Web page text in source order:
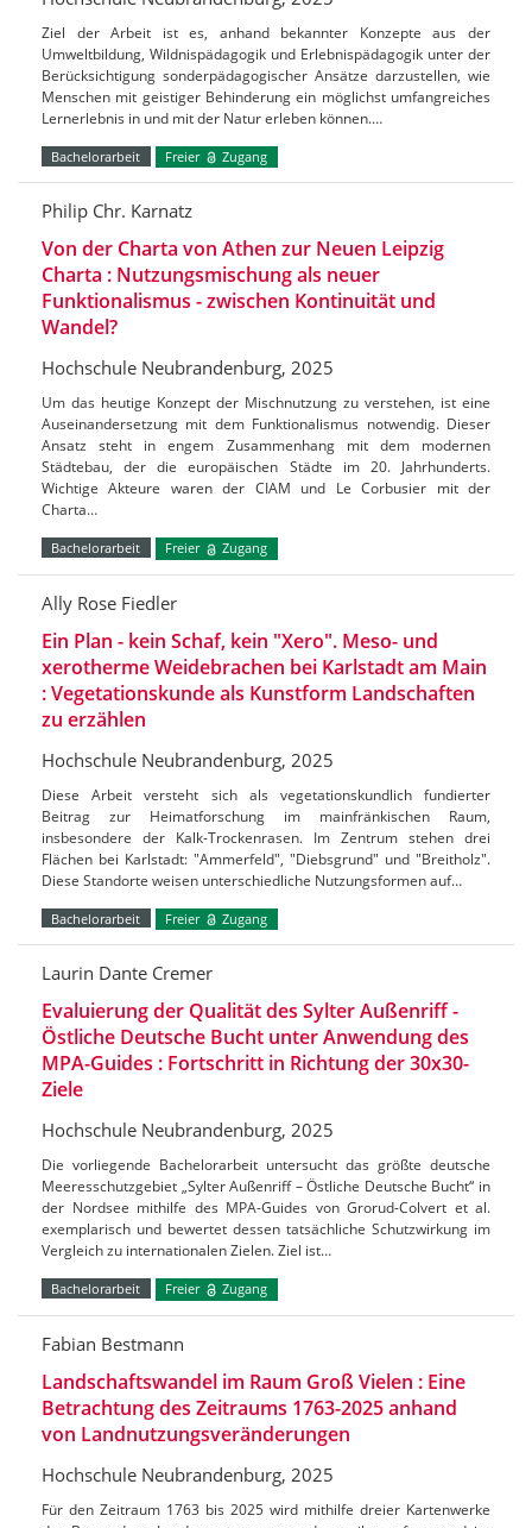
Ziel der Arbeit ist es, anhand bekannter Konzepte aus der
Umweltbildung, Wildnispädagogik und Erlebnispädagogik unter der
Berücksichtigung sonderpädagogischer Ansätze darzustellen, wie
Menschen mit geistiger Behinderung ein möglichst umfangreiches
Lernerlebnis in und mit der Natur erleben können.…
Bachelorarbeit Freier Zugang
Philip Chr. Karnatz
Von der Charta von Athen zur Neuen Leipzig
Charta : Nutzungsmischung als neuer
Funktionalismus - zwischen Kontinuität und
Wandel?
Hochschule Neubrandenburg, 2025
Um das heutige Konzept der Mischnutzung zu verstehen, ist eine
Auseinandersetzung mit dem Funktionalismus notwendig. Dieser
Ansatz steht in engem Zusammenhang mit dem modernen
Städtebau, der die europäischen Städte im 20. Jahrhunderts.
Wichtige Akteure waren der CIAM und Le Corbusier mit der
Charta…
Bachelorarbeit Freier Zugang
Ally Rose Fiedler
Ein Plan - kein Schaf, kein "Xero". Meso- und
xerotherme Weidebrachen bei Karlstadt am Main
: Vegetationskunde als Kunstform Landschaften
zu erzählen
Hochschule Neubrandenburg, 2025
Diese Arbeit versteht sich als vegetationskundlich fundierter
Beitrag zur Heimatforschung im mainfränkischen Raum,
insbesondere der Kalk-Trockenrasen. Im Zentrum stehen drei
Flächen bei Karlstadt: "Ammerfeld", "Diebsgrund" und "Breitholz".
Diese Standorte weisen unterschiedliche Nutzungsformen auf…
Bachelorarbeit Freier Zugang
Laurin Dante Cremer
Evaluierung der Qualität des Sylter Außenriff -
Östliche Deutsche Bucht unter Anwendung des
MPA-Guides : Fortschritt in Richtung der 30x30-
Ziele
Hochschule Neubrandenburg, 2025
Die vorliegende Bachelorarbeit untersucht das größte deutsche
Meeresschutzgebiet „Sylter Außenriff – Östliche Deutsche Bucht“ in
der Nordsee mithilfe des MPA-Guides von Grorud-Colvert et al.
exemplarisch und bewertet dessen tatsächliche Schutzwirkung im
Vergleich zu internationalen Zielen. Ziel ist…
Bachelorarbeit Freier Zugang
Fabian Bestmann
Landschaftswandel im Raum Groß Vielen : Eine
Betrachtung des Zeitraums 1763-2025 anhand
von Landnutzungsveränderungen
Hochschule Neubrandenburg, 2025
Für den Zeitraum 1763 bis 2025 wird mithilfe dreier Kartenwerke